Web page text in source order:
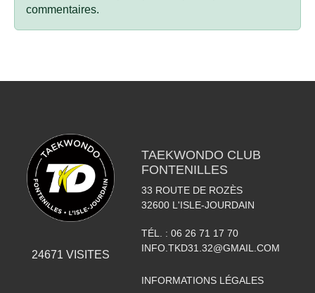
commentaires.
24671 VISITES
TAEKWONDO CLUB
FONTENILLES
33 ROUTE DE ROZÈS
32600 L'ISLE-JOURDAIN
TÉL. : 06 26 71 17 70
INFO.TKD31.32@GMAIL.COM
INFORMATIONS LÉGALES